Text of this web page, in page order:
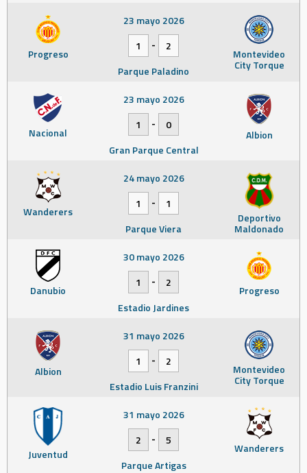
Progreso Montevideo
City Torque
23 mayo 2026
1
-
2
Parque Paladino
Nacional Albion
23 mayo 2026
1
-
0
Gran Parque Central
Wanderers Deportivo
Maldonado
24 mayo 2026
1
-
1
Parque Viera
Danubio Progreso
30 mayo 2026
1
-
2
Estadio Jardines
Albion Montevideo
City Torque
31 mayo 2026
1
-
2
Estadio Luis Franzini
Juventud Wanderers
31 mayo 2026
2
-
5
Parque Artigas